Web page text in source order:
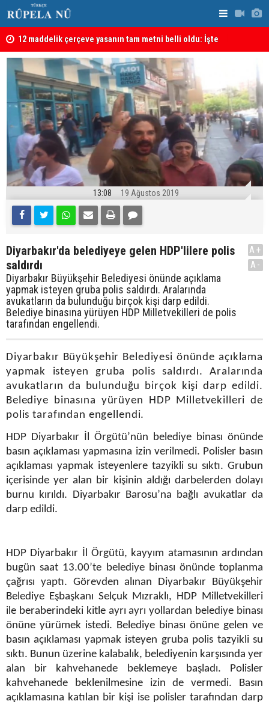
12 maddelik çerçeve yasanın tam metni belli oldu: İşte
tam metin!
13:08 19 Ağustos 2019
Diyarbakır'da belediyeye gelen HDP'lilere polis
saldırdı
Diyarbakır Büyükşehir Belediyesi önünde açıklama
yapmak isteyen gruba polis saldırdı. Aralarında
avukatların da bulunduğu birçok kişi darp edildi.
Belediye binasına yürüyen HDP Milletvekilleri de polis
tarafından engellendi.
A+
A-
Diyarbakır Büyükşehir Belediyesi önünde açıklama
yapmak isteyen gruba polis saldırdı. Aralarında
avukatların da bulunduğu birçok kişi darp edildi.
Belediye binasına yürüyen HDP Milletvekilleri de
polis tarafından engellendi.
HDP Diyarbakır İl Örgütü’nün belediye binası önünde
basın açıklaması yapmasına izin verilmedi. Polisler basın
açıklaması yapmak isteyenlere tazyikli su sıktı. Grubun
içerisinde yer alan bir kişinin aldığı darbelerden dolayı
burnu kırıldı. Diyarbakır Barosu’na bağlı avukatlar da
darp edildi.
HDP Diyarbakır İl Örgütü, kayyım atamasının ardından
bugün saat 13.00’te belediye binası önünde toplanma
çağrısı yaptı. Görevden alınan Diyarbakır Büyükşehir
Belediye Eşbaşkanı Selçuk Mızraklı, HDP Milletvekilleri
ile beraberindeki kitle ayrı ayrı yollardan belediye binası
önüne yürümek istedi. Belediye binası önüne gelen ve
basın açıklaması yapmak isteyen gruba polis tazyikli su
sıktı. Bunun üzerine kalabalık, belediyenin karşısında yer
alan bir kahvehanede beklemeye başladı. Polisler
kahvehanede beklenilmesine izin de vermedi. Basın
açıklamasına katılan bir kişi ise polisler tarafından darp